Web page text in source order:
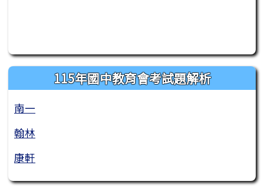
115年國中教育會考試題解析
南一
翰林
康軒